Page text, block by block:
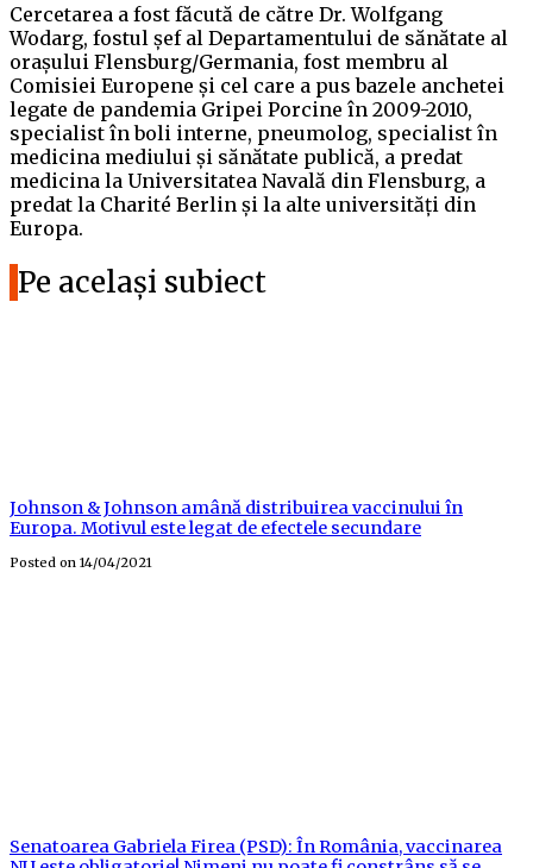
Cercetarea a fost făcută de către Dr. Wolfgang
Wodarg, fostul șef al Departamentului de sănătate al
orașului Flensburg/Germania, fost membru al
Comisiei Europene și cel care a pus bazele anchetei
legate de pandemia Gripei Porcine în 2009-2010,
specialist în boli interne, pneumolog, specialist în
medicina mediului și sănătate publică, a predat
medicina la Universitatea Navală din Flensburg, a
predat la Charité Berlin și la alte universități din
Europa.
Pe același subiect
Johnson & Johnson amână distribuirea vaccinului în
Europa. Motivul este legat de efectele secundare
Posted on 14/04/2021
Senatoarea Gabriela Firea (PSD): În România, vaccinarea